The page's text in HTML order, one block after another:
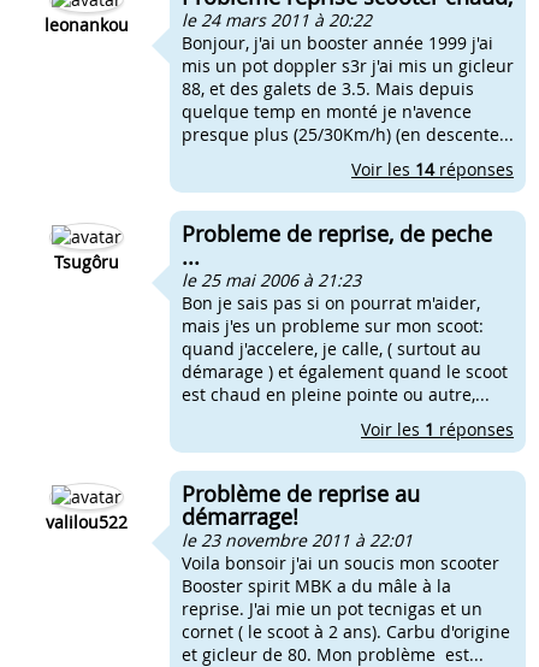
leonankou
le 24 mars 2011 à 20:22
Bonjour, j'ai un booster année 1999 j'ai
mis un pot doppler s3r j'ai mis un gicleur
88, et des galets de 3.5. Mais depuis
quelque temp en monté je n'avence
presque plus (25/30Km/h) (en descente...
Voir les 14réponses
Tsugôru
Probleme de reprise, de peche
...
le 25 mai 2006 à 21:23
Bon je sais pas si on pourrat m'aider,
mais j'es un probleme sur mon scoot:
quand j'accelere, je calle, ( surtout au
démarage ) et également quand le scoot
est chaud en pleine pointe ou autre,...
Voir les 1 réponses
valilou522
Problème de reprise au
démarrage!
le 23 novembre 2011 à 22:01
Voila bonsoir j'ai un soucis mon scooter
Booster spirit MBK a du mâle à la
reprise. J'ai mie un pot tecnigas et un
cornet ( le scoot à 2 ans). Carbu d'origine
et gicleur de 80. Mon problème est...